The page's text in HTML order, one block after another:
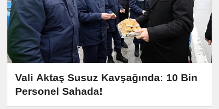
Vali Aktaş Susuz Kavşağında: 10 Bin
Personel Sahada!